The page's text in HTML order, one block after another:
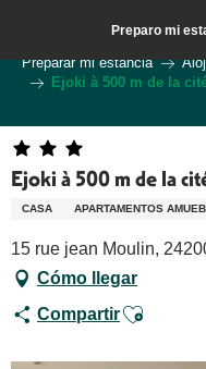
contenu
principal
Preparo mi
Bienvenido a Sarlat en el
Preparar mi estancia
Ejoki à 500 m de la
Ejoki à 500 m de la
CASA APARTAMENTOS
15 rue jean Moulin,
Cómo llegar
CompartirAjouter